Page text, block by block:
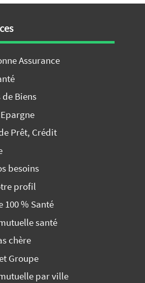
Assurance
de Biens
Prêt, Crédit
besoins
profil
100 % Santé
santé
chère
Groupe
par ville